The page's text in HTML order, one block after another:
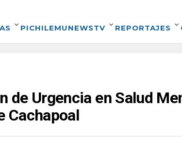
PICHILEMUNEWSTV REPORTAJES
de Urgencia en Salud
Cachapoal